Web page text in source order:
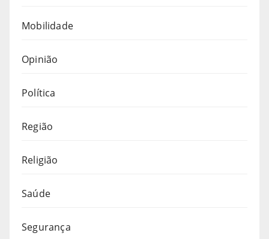
Mobilidade
Opinião
Política
Região
Religião
Saúde
Segurança